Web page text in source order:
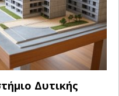
Δυτικής